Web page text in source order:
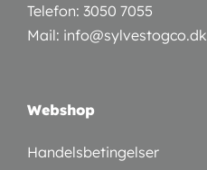
Telefon: 3050 7055
Mail: info@sylvestogco.dk
Webshop
Handelsbetingelser